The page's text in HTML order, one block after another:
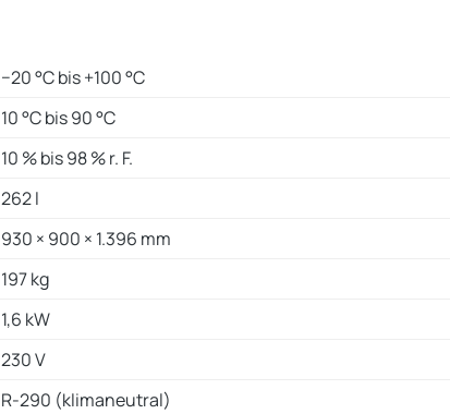
−20 °C bis +100 °C
10 °C bis 90 °C
10 % bis 98 % r. F.
262 l
930 × 900 × 1.396 mm
197 kg
1,6 kW
230 V
R-290 (klimaneutral)